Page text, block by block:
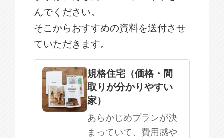
んでください。
そこからおすすめの資料を送付させ
ていただきます。
規格住宅
注文住宅
SOWOOD
まだ何も決まっていない
規格住宅（価格・間
取りが分かりやすい
家）
あらかじめプランが決
まっていて、費用感や